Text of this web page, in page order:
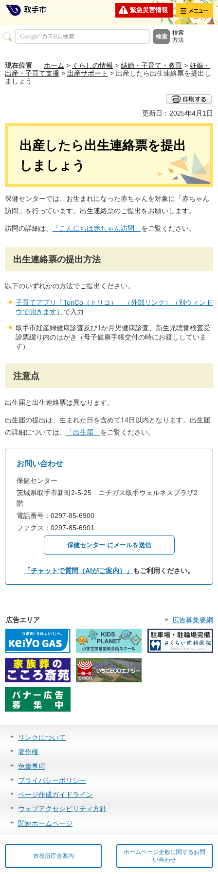
緊急災害情報 メニュー
検索
方法
現在位置 ホーム > くらしの情報 > 結婚・子育て・教育 > 妊娠・
出産・子育て支援 > 出産サポート > 出産したら出生連絡票を提出し
ましょう
更新日：2025年4月1日
出産したら出生連絡票を提出
しましょう
保健センターでは、お生まれになった赤ちゃんを対象に「赤ちゃん
訪問」を行っています。出生連絡票のご提出をお願いします。
訪問の詳細は、 「こんにちは赤ちゃん訪問」 をご覧ください。
出生連絡票の提出方法
以下のいずれかの方法でご提出ください。
子育てアプリ「ToriCo（トリコ）」（外部リンク）（別ウィンド
ウで開きます） で入力
取手市妊産婦健康診査及び1か月児健康診査、新生児聴覚検査受
診票綴り内のはがき（母子健康手帳交付の時にお渡ししていま
す）
注意点
出生届と出生連絡票は異なります。
出生届の提出は、生まれた日を含めて14日以内となります。出生届
の詳細については、
「出生届」 をご覧ください。
お問い合わせ
保健センター
茨城県取手市新町2-5-25 ニチガス取手ウェルネスプラザ2
階
電話番号：0297-85-6900
ファクス：0297-85-6901
保健センター にメールを送信
「チャットで質問（AIがご案内）」 もご利用ください。
広告エリア 広告募集要綱
リンクについて
著作権
免責事項
プライバシーポリシー
ページ作成ガイドライン
ウェブアクセシビリティ方針
関連ホームページ
市役所庁舎案内
ホームページ全般に関するお問
い合わせ